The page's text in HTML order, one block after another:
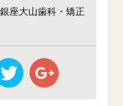
座大山歯科・矯正